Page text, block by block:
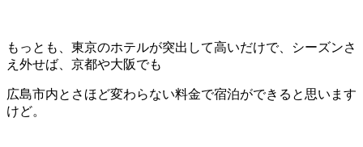
もっとも、東京のホテルが突出して高いだけで、シーズンさ
え外せば、京都や大阪でも
広島市内とさほど変わらない料金で宿泊ができると思います
けど。